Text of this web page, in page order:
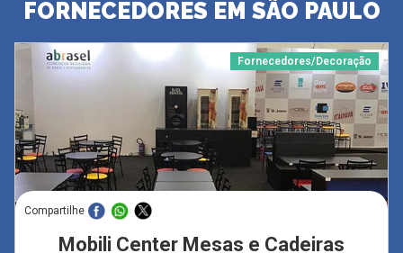
FORNECEDORES EM SÃO PAULO
Fornecedores/Decoração
Compartilhe
Mobili Center Mesas e Cadeiras